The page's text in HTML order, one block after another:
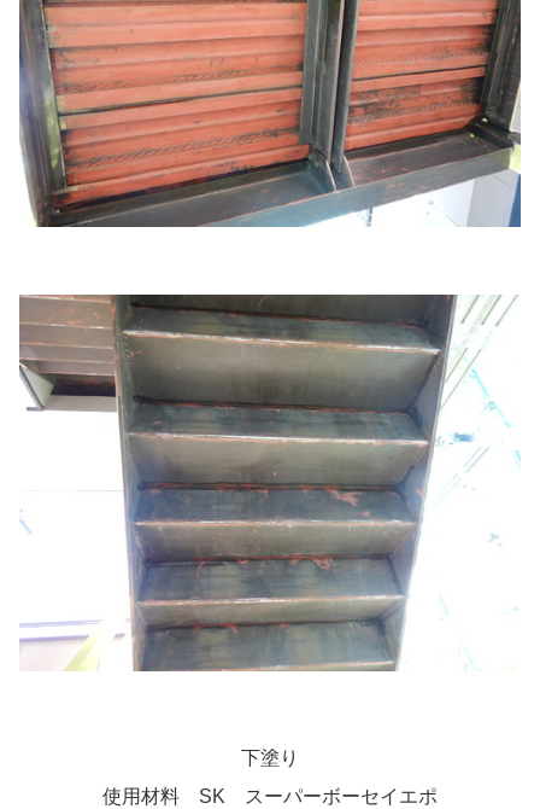
下塗り
使用材料 SK スーパーボーセイエポ